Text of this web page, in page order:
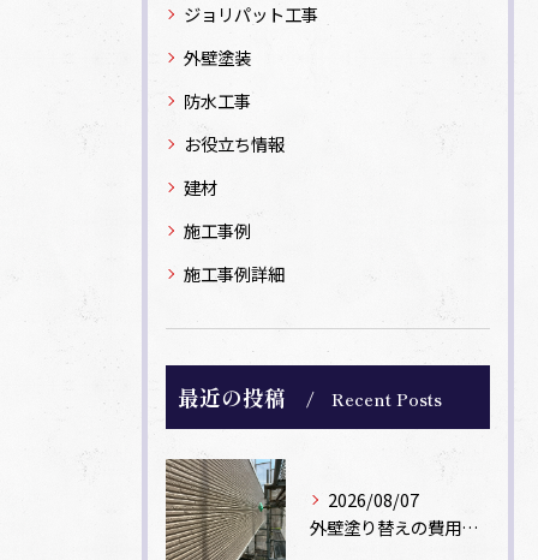
ジョリパット工事
外壁塗装
防水工事
お役立ち情報
建材
施工事例
施工事例詳細
最近の投稿 Recent Posts
2026/08/07
外壁塗り替えの費用相場は？坪数別の価格目安と安く抑えるコツ【一級塗装士解説】